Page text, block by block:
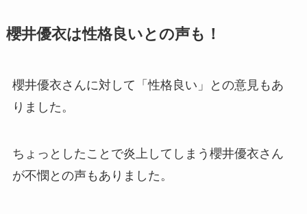
櫻井優衣は性格良いとの声も！
櫻井優衣さんに対して「性格良い」との意見もあ
りました。
ちょっとしたことで炎上してしまう櫻井優衣さん
が不憫との声もありました。